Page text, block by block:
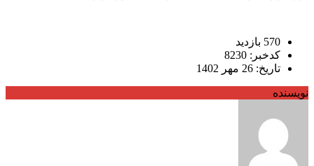
570 بازدید
کدخبر: 8230
تاریخ: 26 مهر 1402
نویسنده